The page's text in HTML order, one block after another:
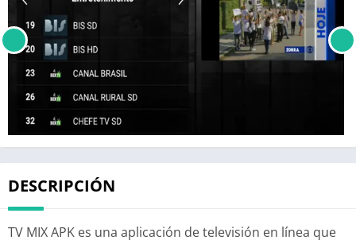
DESCRIPCIÓN
TV MIX APK es una aplicación de televisión en línea que